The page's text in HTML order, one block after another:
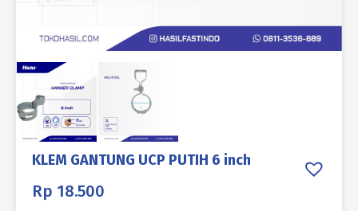
KLEM GANTUNG UCP PUTIH 6 inch
Rp 18.500